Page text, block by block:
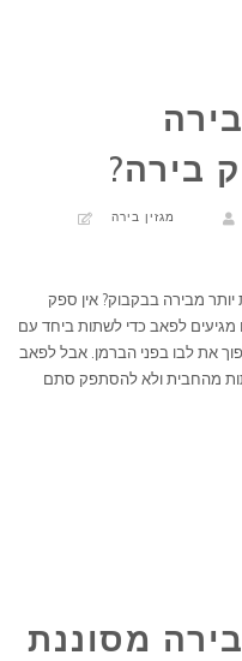
בירה?
מגזין בירה
מבירה בבקבוק? אין ספק
מגיעים לפאב כדי לשתות ביחד עם
את לבו בפני הברמן. אבל לפאב
מהחבית ולא להסתפק סתם
מסוננת